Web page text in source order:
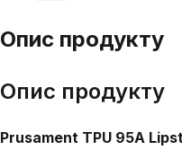
Опис продукту
Опис продукту
Prusament TPU 95A